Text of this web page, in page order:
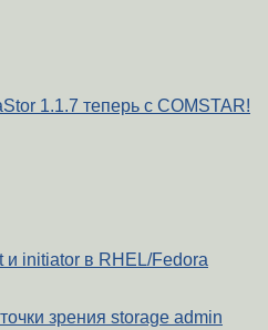
1.1.7 теперь с COMSTAR!
и initiator в RHEL/Fedora
зрения storage admin